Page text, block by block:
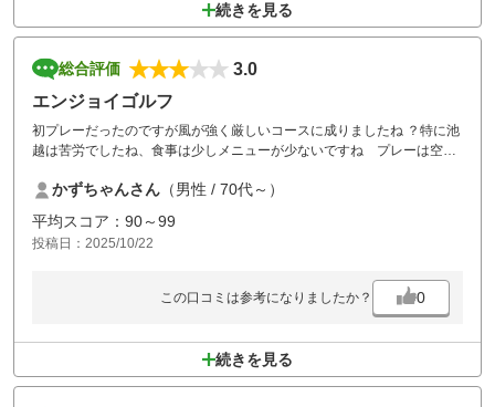
続きを見る
総合評価
3.0
エンジョイゴルフ
初プレーだったのですが風が強く厳しいコースに成りましたね ？特に池
越は苦労でしたね、食事は少しメニューが少ないですね プレーは空い
かずちゃんさん （男性 / 70代～）
平均スコア：90～99
投稿日：2025/10/22
この口コミは参考になりましたか？ 0
続きを見る